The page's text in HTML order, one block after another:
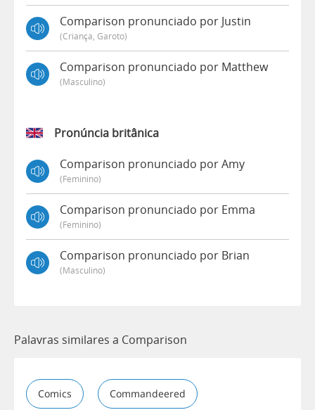
Comparison pronunciado por Justin
(criança, Garoto)
Comparison pronunciado por Matthew
(masculino)
Pronúncia britânica
Comparison pronunciado por Amy
(feminino)
Comparison pronunciado por Emma
(feminino)
Comparison pronunciado por Brian
(masculino)
Palavras similares a Comparison
Comics Commandeered